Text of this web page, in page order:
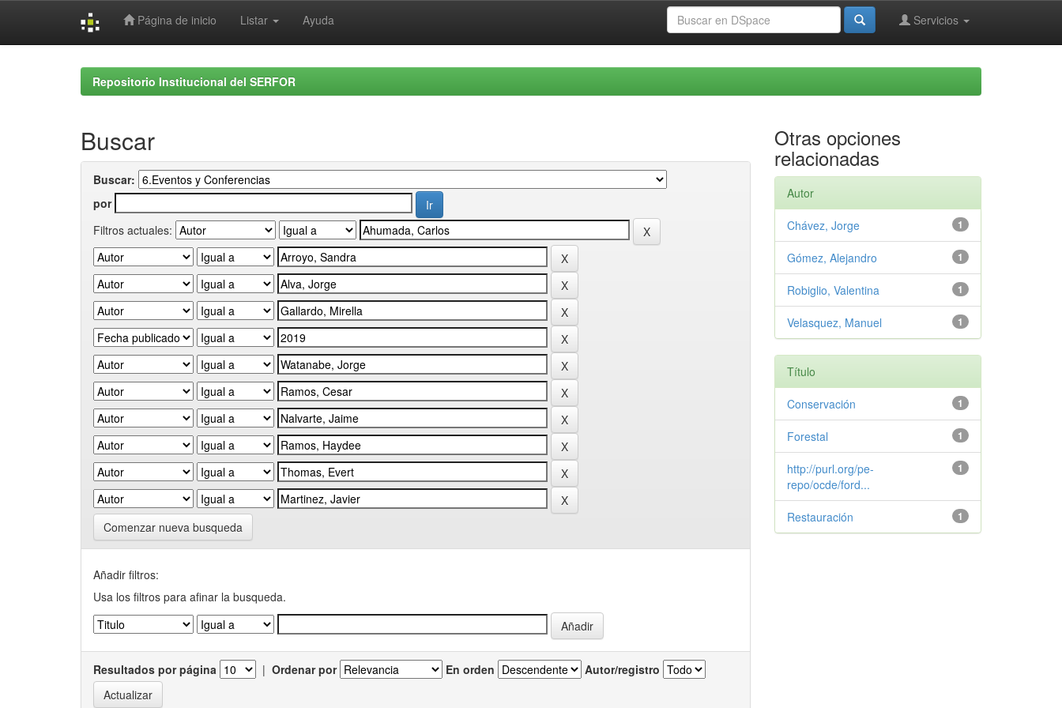
Página de inicio Listar Ayuda Servicios
Repositorio Institucional del SERFOR
Buscar
Buscar:
por
Filtros actuales:
Comenzar nueva busqueda
Añadir filtros:
Usa los filtros para afinar la busqueda.
Resultados por página | Ordenar por En orden Autor/registro
Otras opciones
relacionadas
Autor
1
Chávez, Jorge
1
Gómez, Alejandro
1
Robiglio, Valentina
1
Velasquez, Manuel
Título
1
Conservación
1
Forestal
1
http://purl.org/pe-
repo/ocde/ford...
1
Restauración